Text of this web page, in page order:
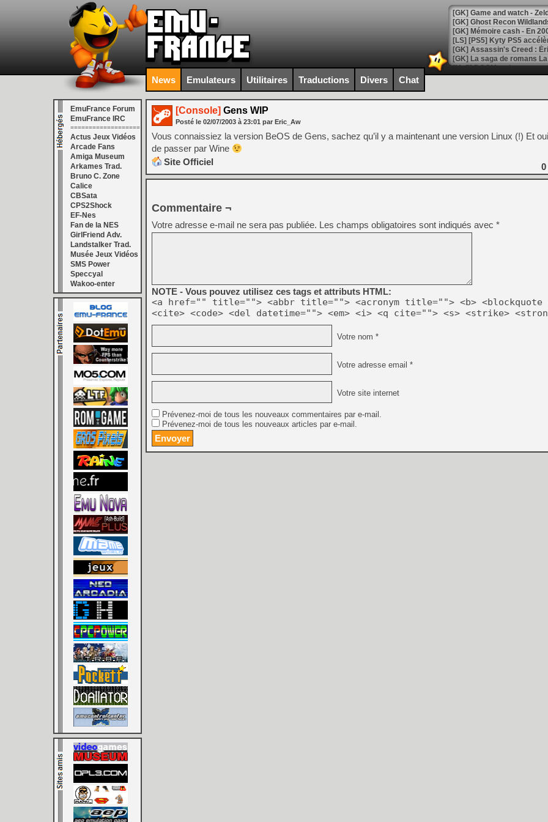
[Mo5] DOOM arrive en
[GK] Bethesda fête les 30
[GK] Roblox : l'action en
[GK] Agenda - GeForce
[GK] Devolver Digital en a
[LS] [PS5] ps5-y2jb-
[GK] Pourquoi Marvel
[GK] Test : Restory : Chill
[GK] GTA 6 : Rockstar
[GK] Hot Wheels Infinite
[GK] Mémoire cash -
[GK] Résultats Nintendo :
[GK] Déjà des
[Mo5] Brickboy cherche à
[GK] Minecraft et ses «
[GK] Beast of
[GK] Ubisoft : fin de partie
[GK] Mémoire cash -
[GK] Dan Houser (GTA)
[GK] Comment EA Sports
[GK] Crimson Moon : un
[GK] Isle of Reveries : le
[GK] Moonlighter 2 : The
[GK] Capcom relance
[Mo5] Deux inédits du
[GK] Le beat'em up The
[GK] Endless Legend 2 :
[LS] [PS5] Premiers
News Emulateurs Utilitaires Traductions Divers Chat
EmuFrance Forum
EmuFrance IRC
===================
Actus Jeux Vidéos
Arcade Fans
Amiga Museum
Arkames Trad.
Bruno C. Zone
Calice
CBSata
CPS2Shock
EF-Nes
Fan de la NES
GirlFriend Adv.
Landstalker Trad.
Musée Jeux Vidéos
SMS Power
Speccyal
Wakoo-enter
[Console] Gens WIP
Posté le 02/07/2003 à 23:01 par Eric_Aw
Vous connaissiez la version BeOS de Gens, sachez qu’il y a maintenant une version Linux (!) Et
de passer par Wine
Site Officiel
0
Commentaire ¬
Votre adresse e-mail ne sera pas publiée. Les champs obligatoires sont indiqués avec *
NOTE - Vous pouvez utilisez ces tags et attributs HTML:
<a href="" title=""> <abbr title=""> <acronym title=""> <b> <blockquote
<cite> <code> <del datetime=""> <em> <i> <q cite=""> <s> <strike>
Votre nom *
Votre adresse email *
Votre site internet
Prévenez-moi de tous les nouveaux commentaires par e-mail.
Prévenez-moi de tous les nouveaux articles par e-mail.